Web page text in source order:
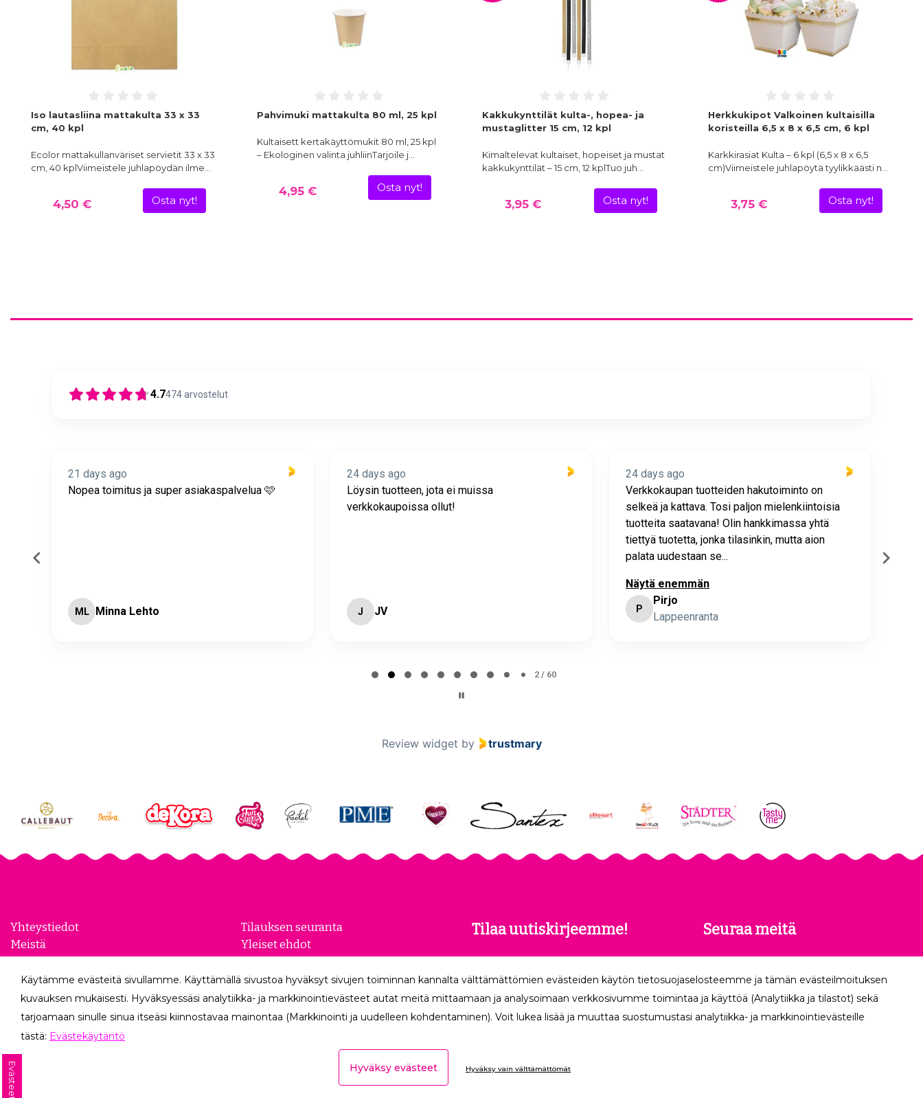
Iso lautasliina mattakulta 33 x 33
cm, 40 kpl
Ecolor mattakullanväriset servietit 33 x 33
cm, 40 kplViimeistele juhlapöydän ilme…
4,50 € Osta nyt!
Pahvimuki mattakulta 80 ml, 25 kpl
Kultaisett kertakäyttömukit 80 ml, 25 kpl
– Ekologinen valinta juhliinTarjoile j…
4,95 € Osta nyt!
Kakkukynttilät kulta-, hopea- ja
mustaglitter 15 cm, 12 kpl
Kimaltelevat kultaiset, hopeiset ja mustat
kakkukynttilät – 15 cm, 12 kplTuo juh…
3,95 € Osta nyt!
Herkkukipot Valkoinen kultaisilla
koristeilla 6,5 x 8 x 6,5 cm, 6 kpl
Karkkirasiat Kulta – 6 kpl (6,5 x 8 x 6,5
cm)Viimeistele juhlapöytä tyylikkäästi n…
3,75 € Osta nyt!
4.7474arvostelut
21 days ago
Nopea toimitus ja super asiakaspalvelua 🩷
ML Minna Lehto
24 days ago
Löysin tuotteen, jota ei muissa
verkkokaupoissa ollut!
J JV
24 days ago
Verkkokaupan tuotteiden hakutoiminto on
selkeä ja kattava. Tosi paljon mielenkiintoisia
tuotteita saatavana! Olin hankkimassa yhtä
tiettyä tuotetta, jonka tilasinkin, mutta aion
palata uudestaan se...
Näytä enemmän
P
Pirjo
Lappeenranta
2 / 60
Review widget by trustmary
Yhteystiedot
Meistä
Yhteistyökumppanit
Yrityksille
Tilauksen seuranta
Yleiset ehdot
Evästeasetukset
Tietosuojaseloste
Peruutuslomake
Tilaa uutiskirjeemme!
uusimmat edut suoraan sähköpostiisi.
Tilaa
Seuraa meitä
Käytämme evästeitä sivullamme. Käyttämällä sivustoa hyväksyt sivujen toiminnan kannalta välttämättömien evästeiden käytön tietosuojaselosteemme ja tämän evästeilmoituksen
kuvauksen mukaisesti. Hyväksyessäsi analytiikka- ja markkinointievästeet autat meitä mittaamaan ja analysoimaan verkkosivumme toimintaa ja käyttöä (Analytiikka ja tilastot) sekä
tarjoamaan sinulle sinua itseäsi kiinnostavaa mainontaa (Markkinointi ja uudelleen kohdentaminen). Voit lukea lisää ja muuttaa suostumustasi analytiikka- ja markkinointievästeille
tästä: Evästekäytäntö
Hyväksy evästeet Hyväksy vain välttämättömät
Evästeet